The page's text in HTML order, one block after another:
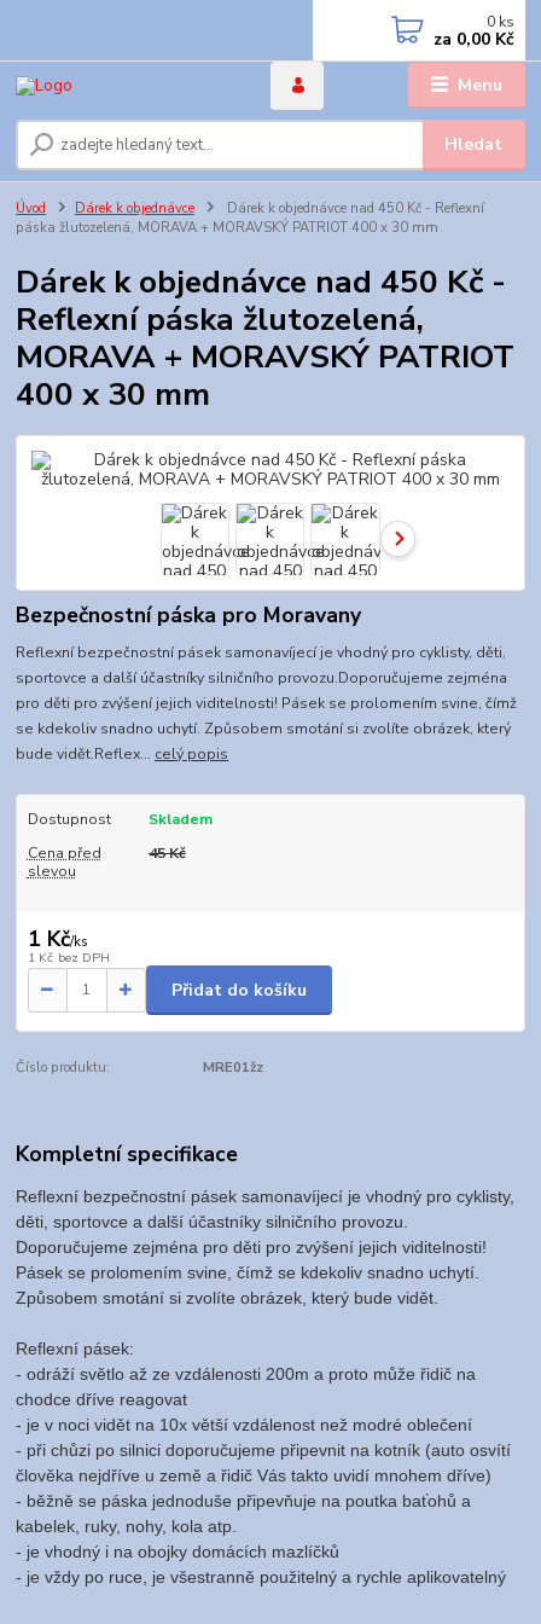
Menu
Hledat
0 ks
za 0,00 Kč
Úvod Dárek k objednávce
Dárek k objednávce nad 450 Kč - Reflexní
páska žlutozelená, MORAVA + MORAVSKÝ PATRIOT 400 x 30 mm
Dárek k objednávce nad 450 Kč -
Reflexní páska žlutozelená,
MORAVA + MORAVSKÝ PATRIOT
400 x 30 mm
Bezpečnostní páska pro Moravany
Reflexní bezpečnostní pásek samonavíjecí je vhodný pro cyklisty, děti,
sportovce a další účastníky silničního provozu.Doporučujeme zejména
pro děti pro zvýšení jejich viditelnosti! Pásek se prolomením svine, čímž
se kdekoliv snadno uchytí. Způsobem smotání si zvolíte obrázek, který
bude vidět.Reflex... celý popis
Dostupnost
Skladem
Cena před
slevou
45 Kč
1 Kč/ks
1 Kč bez DPH
Přidat do košíku
Číslo produktu: MRE01žz
Kompletní specifikace
Reflexní bezpečnostní pásek samonavíjecí je vhodný pro cyklisty,
děti, sportovce a další účastníky silničního provozu.
Doporučujeme zejména pro děti pro zvýšení jejich viditelnosti!
Pásek se prolomením svine, čímž se kdekoliv snadno uchytí.
Způsobem smotání si zvolíte obrázek, který bude vidět.
Reflexní pásek:
- odráží světlo až ze vzdálenosti 200m a proto může řidič na
chodce dříve reagovat
- je v noci vidět na 10x větší vzdálenost než modré oblečení
- při chůzi po silnici doporučujeme připevnit na kotník (auto osvítí
člověka nejdříve u země a řidič Vás takto uvidí mnohem dříve)
- běžně se páska jednoduše připevňuje na poutka baťohů a
kabelek, ruky, nohy, kola atp.
- je vhodný i na obojky domácích mazlíčků
- je vždy po ruce, je všestranně použitelný a rychle aplikovatelný